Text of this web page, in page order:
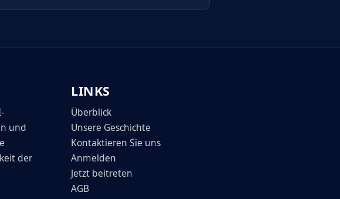
und
der
LINKS
Überblick
Unsere Geschichte
Kontaktieren Sie uns
Anmelden
Jetzt beitreten
AGB